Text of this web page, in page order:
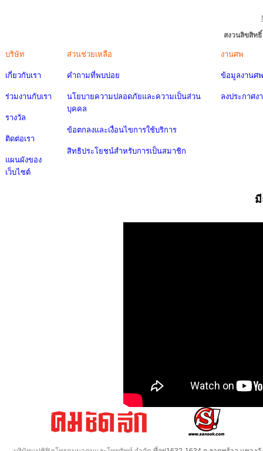
สงวนลิขสิท
บริษัท
เกี่ยวกับเรา
ร่วมงานกับเรา
รางวัล
ติดต่อเรา
แผนผังของ
เว็บไซต์
ส่วนช่วยเหลือ
คำถามที่พบบ่อย
นโยบายความปลอดภัยและความเป็นส่วน
บุคคล
ข้อตกลงและเงื่อนไขการใช้บริการ
สิทธิประโยชน์สำหรับการเป็นสมาชิก
งานศพ
ข้อมูลงานศพ
ลงประกาศง